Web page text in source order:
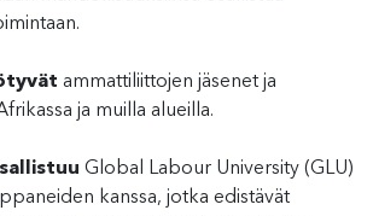
ammattiliittojen jäsenet ja
ja muilla alueilla.
Global Labour University (GLU)
kanssa, jotka edistävät